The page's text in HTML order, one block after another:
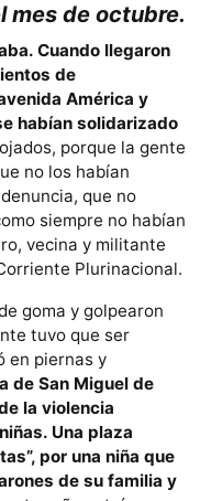
mes de octubre.
Cuando llegaron
de
América y
habían solidarizado
porque la gente
no los habían
que no
siempre no habían
vecina y militante
Plurinacional.
goma y golpearon
tuvo que ser
en piernas y
de San Miguel de
la violencia
Una plaza
por una niña que
de su familia y